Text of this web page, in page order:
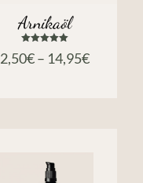
Arnikaöl
mit
2,50€– 14,95€